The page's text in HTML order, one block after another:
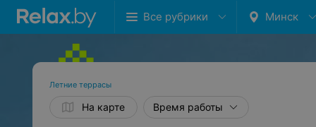
Все рубрики Минск
Летние террасы
На карте Время работы